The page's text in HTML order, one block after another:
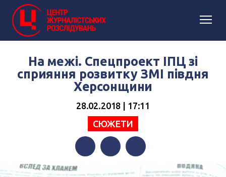
На межі. Спецпроект ІПЦ зі
сприяння розвитку ЗМІ півдня
Херсонщини
28.02.2018 | 17:11
СЮЖЕТИ
Facebook